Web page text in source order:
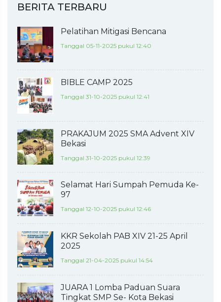
BERITA TERBARU
Pelatihan Mitigasi Bencana
Tanggal 05-11-2025 pukul 12:40
BIBLE CAMP 2025
Tanggal 31-10-2025 pukul 12:41
PRAKAJUM 2025 SMA Advent XIV
Bekasi
Tanggal 31-10-2025 pukul 12:39
Selamat Hari Sumpah Pemuda Ke-
97
Tanggal 12-10-2025 pukul 12:46
KKR Sekolah PAB XIV 21-25 April
2025
Tanggal 21-04-2025 pukul 14:54
JUARA 1 Lomba Paduan Suara
Tingkat SMP Se- Kota Bekasi